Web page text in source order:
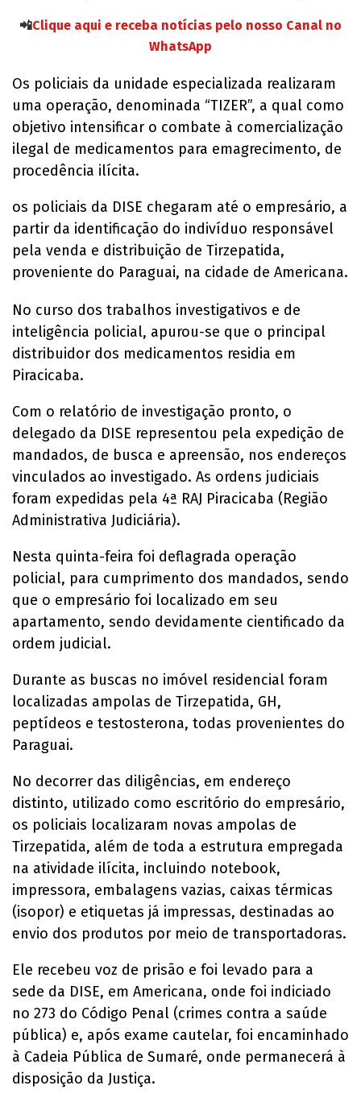
📲Clique aqui e receba notícias pelo nosso Canal no
WhatsApp
Os policiais da unidade especializada realizaram
uma operação, denominada “TIZER”, a qual como
objetivo intensificar o combate à comercialização
ilegal de medicamentos para emagrecimento, de
procedência ilícita.
os policiais da DISE chegaram até o empresário, a
partir da identificação do indivíduo responsável
pela venda e distribuição de Tirzepatida,
proveniente do Paraguai, na cidade de Americana.
No curso dos trabalhos investigativos e de
inteligência policial, apurou-se que o principal
distribuidor dos medicamentos residia em
Piracicaba.
Com o relatório de investigação pronto, o
delegado da DISE representou pela expedição de
mandados, de busca e apreensão, nos endereços
vinculados ao investigado. As ordens judiciais
foram expedidas pela 4ª RAJ Piracicaba (Região
Administrativa Judiciária).
Nesta quinta-feira foi deflagrada operação
policial, para cumprimento dos mandados, sendo
que o empresário foi localizado em seu
apartamento, sendo devidamente cientificado da
ordem judicial.
Durante as buscas no imóvel residencial foram
localizadas ampolas de Tirzepatida, GH,
peptídeos e testosterona, todas provenientes do
Paraguai.
No decorrer das diligências, em endereço
distinto, utilizado como escritório do empresário,
os policiais localizaram novas ampolas de
Tirzepatida, além de toda a estrutura empregada
na atividade ilícita, incluindo notebook,
impressora, embalagens vazias, caixas térmicas
(isopor) e etiquetas já impressas, destinadas ao
envio dos produtos por meio de transportadoras.
Ele recebeu voz de prisão e foi levado para a
sede da DISE, em Americana, onde foi indiciado
no 273 do Código Penal (crimes contra a saúde
pública) e, após exame cautelar, foi encaminhado
à Cadeia Pública de Sumaré, onde permanecerá à
disposição da Justiça.